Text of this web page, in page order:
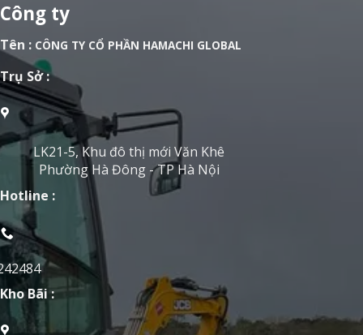
Công ty
Tên : CÔNG TY CỔ PHẦN HAMACHI GLOBAL
Trụ Sở :
LK21-5, Khu đô thị mới Văn Khê
Phường Hà Đông - TP Hà Nội
Hotline :
Kho Bãi :